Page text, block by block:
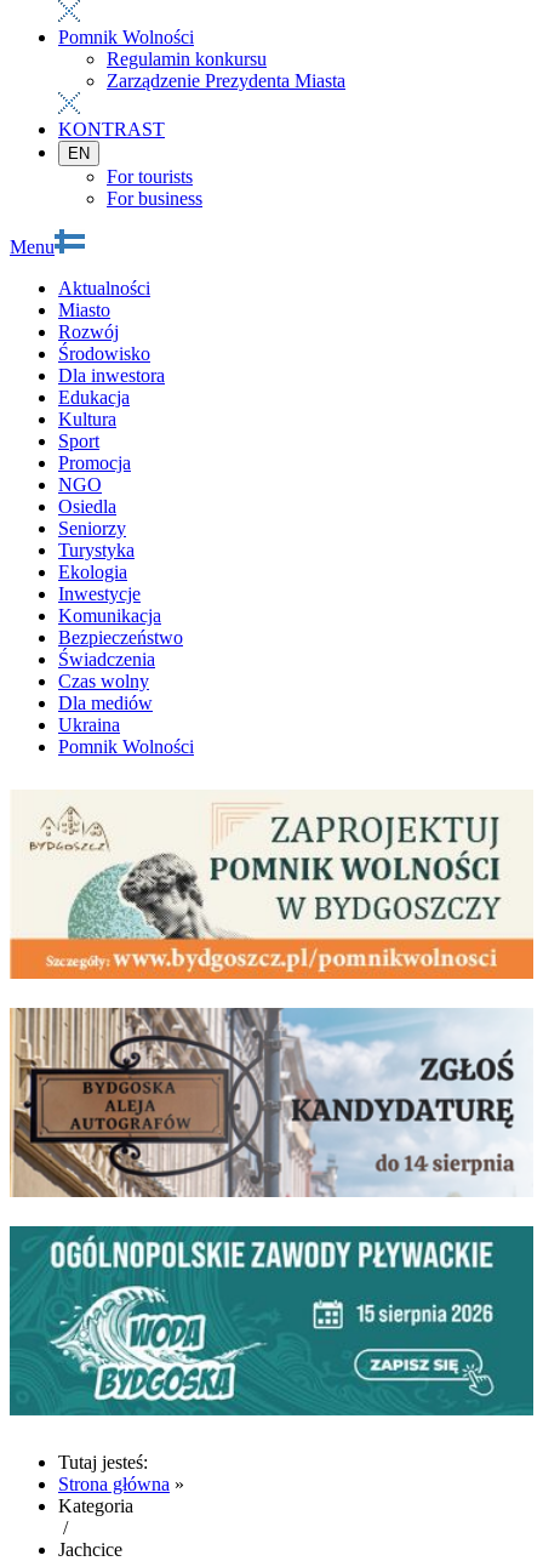
Pomnik Wolności
Regulamin konkursu
Zarządzenie Prezydenta Miasta
KONTRAST
EN
For tourists
For business
Menu
Aktualności
Miasto
Rozwój
Środowisko
Dla inwestora
Edukacja
Kultura
Sport
Promocja
NGO
Osiedla
Seniorzy
Turystyka
Ekologia
Inwestycje
Komunikacja
Bezpieczeństwo
Świadczenia
Czas wolny
Dla mediów
Ukraina
Pomnik Wolności
Tutaj jesteś:
Strona główna »
Kategoria
/
Jachcice